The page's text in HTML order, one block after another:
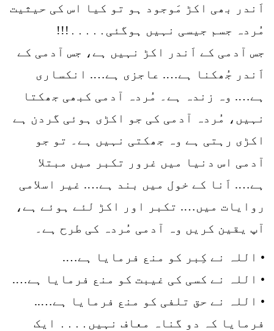
اَندر بھی اکڑ مَوجود ہو تو کیا اس کی حیثیت
مُردہ جسم جیسی نہیں ہوگئی․․․․․!!!
جس آدمی کے اَندر اکڑ نہیں ہے، جس آدمی کے
اَندر جُھکنا ہے…. عاجزی ہے…. انکساری
ہے…. وہ زندہ ہے۔ مُردہ آدمی کبھی جھکتا
نہیں، مُردہ آدمی کی جو اکڑی ہوئی گردن ہے
اکڑی رہتی ہے وہ جھکتی نہیں ہے۔ تو جو
آدمی اس دنیا میں غرور تکبر میں مبتلا
ہے…. اَنا کے خول میں بند ہے…. غیر اسلامی
روایات میں…. تکبر اور اکڑ لئے ہوئے ہے،
آپ یقین کریں وہ آدمی مُردہ کی طرح ہے۔
• اللہ نے کِبر کو منع فرمایا ہے….
• اللہ نے کسی کی غیبت کو منع فرمایا ہے….
• اللہ نے حق تلفی کو منع فرمایا ہے…..
فرمایا کہ دو گناہ معاف نہیں․․․․ ایک